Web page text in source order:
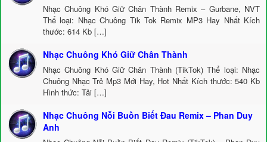
Nhạc Chuông Khó Giữ Chân Thành Remix – Gurbane, NVT
Thể loại: Nhạc Chuông Tik Tok Remix MP3 Hay Nhất Kích
thước: 614 Kb […]
Nhạc Chuông Khó Giữ Chân Thành
Nhạc Chuông Khó Giữ Chân Thành (TikTok) Thể loại: Nhạc
Chuông Nhạc Trẻ Mp3 Mới Hay, Hot Nhất Kích thước: 540 Kb
Hình thức: Tải […]
Nhạc Chuông Nỗi Buồn Biết Đau Remix – Phan Duy
Anh